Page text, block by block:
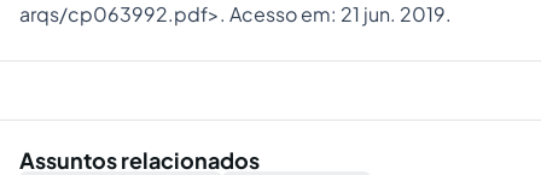
arqs/cp063992.pdf>. Acesso em: 21 jun. 2019.
Assuntos relacionados